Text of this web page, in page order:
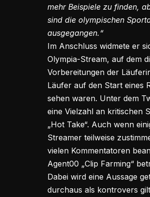
mehr Beispiele zu finden,
sind die olympischen
ausgegangen.“
Im Anschluss widmete er
Olympia-Stream, auf dem
Vorbereitungen der
Läufer auf den Start eines
sehen waren. Unter dem
eine Vielzahl an kritischen
„Hot Take“. Auch wenn
Streamer teilweise
vielen Kommentatoren
Agent00 „Clip Farming“
Dabei wird eine Aussage
durchaus als kontrovers